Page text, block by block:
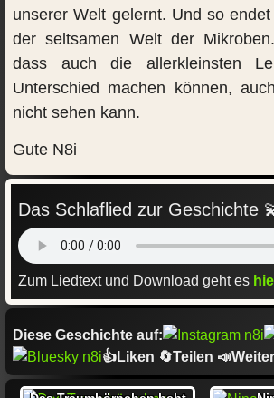
unserer Welt gelernt. Und so
der seltsamen Welt der
dass auch die allerkleinsten
Unterschied machen können,
nicht sehen kann.
Gute N8i
Diese Geschichte auf:
👍Liken 🔄Teilen
Das Schlaflied zur Geschichte
Zum Liedtext und Download geht es